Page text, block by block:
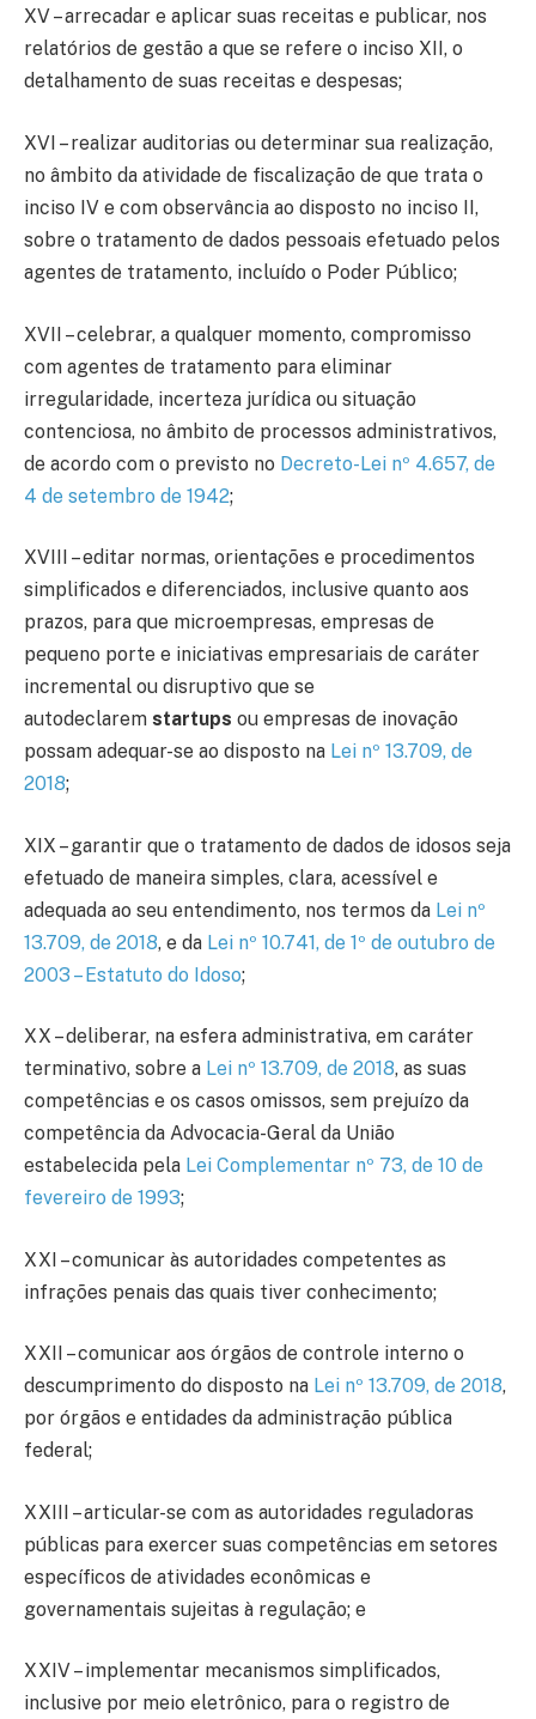
XV – arrecadar e aplicar suas receitas e publicar, nos
relatórios de gestão a que se refere o inciso XII, o
detalhamento de suas receitas e despesas;
XVI – realizar auditorias ou determinar sua realização,
no âmbito da atividade de fiscalização de que trata o
inciso IV e com observância ao disposto no inciso II,
sobre o tratamento de dados pessoais efetuado pelos
agentes de tratamento, incluído o Poder Público;
XVII – celebrar, a qualquer momento, compromisso
com agentes de tratamento para eliminar
irregularidade, incerteza jurídica ou situação
contenciosa, no âmbito de processos administrativos,
de acordo com o previsto no Decreto-Lei nº 4.657, de
4 de setembro de 1942;
XVIII – editar normas, orientações e procedimentos
simplificados e diferenciados, inclusive quanto aos
prazos, para que microempresas, empresas de
pequeno porte e iniciativas empresariais de caráter
incremental ou disruptivo que se
autodeclarem startups ou empresas de inovação
possam adequar-se ao disposto na Lei nº 13.709, de
2018;
XIX – garantir que o tratamento de dados de idosos seja
efetuado de maneira simples, clara, acessível e
adequada ao seu entendimento, nos termos da Lei nº
13.709, de 2018, e da Lei nº 10.741, de 1º de outubro de
2003 – Estatuto do Idoso;
XX – deliberar, na esfera administrativa, em caráter
terminativo, sobre a Lei nº 13.709, de 2018, as suas
competências e os casos omissos, sem prejuízo da
competência da Advocacia-Geral da União
estabelecida pela Lei Complementar nº 73, de 10 de
fevereiro de 1993;
XXI – comunicar às autoridades competentes as
infrações penais das quais tiver conhecimento;
XXII – comunicar aos órgãos de controle interno o
descumprimento do disposto na Lei nº 13.709, de 2018,
por órgãos e entidades da administração pública
federal;
XXIII – articular-se com as autoridades reguladoras
públicas para exercer suas competências em setores
específicos de atividades econômicas e
governamentais sujeitas à regulação; e
XXIV – implementar mecanismos simplificados,
inclusive por meio eletrônico, para o registro de